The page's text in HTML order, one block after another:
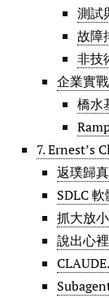
測試
故障
非技
企業實
橋水
7. Ernest’s
返璞歸
SDLC
抓大放小
說出心